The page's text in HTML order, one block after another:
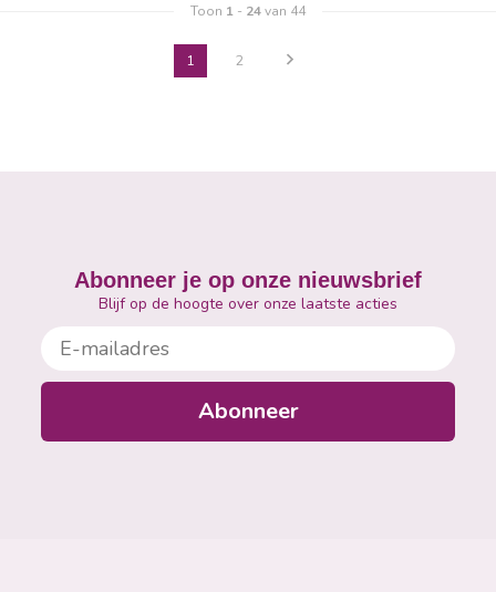
Toon 1 - 24van 44
1 2
Abonneer je op onze nieuwsbrief
Blijf op de hoogte over onze laatste acties
E-mailadres
Abonneer